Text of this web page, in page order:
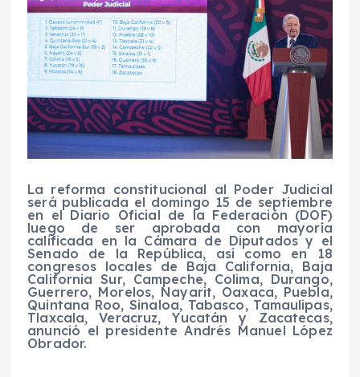
La reforma constitucional al Poder Judicial
será publicada el domingo 15 de septiembre
en el Diario Oficial de la Federación (DOF)
luego de ser aprobada con mayoría
calificada en la Cámara de Diputados y el
Senado de la República, así como en 18
congresos locales de Baja California, Baja
California Sur, Campeche, Colima, Durango,
Guerrero, Morelos, Nayarit, Oaxaca, Puebla,
Quintana Roo, Sinaloa, Tabasco, Tamaulipas,
Tlaxcala, Veracruz, Yucatán y Zacatecas,
anunció el presidente Andrés Manuel López
Obrador.